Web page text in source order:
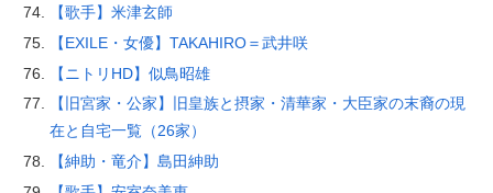
【歌手】米津玄師
【EXILE・女優】TAKAHIRO＝武井咲
【ニトリHD】似鳥昭雄
【旧宮家・公家】旧皇族と摂家・清華家・大臣家の末裔の現
在と自宅一覧（26家）
【紳助・竜介】島田紳助